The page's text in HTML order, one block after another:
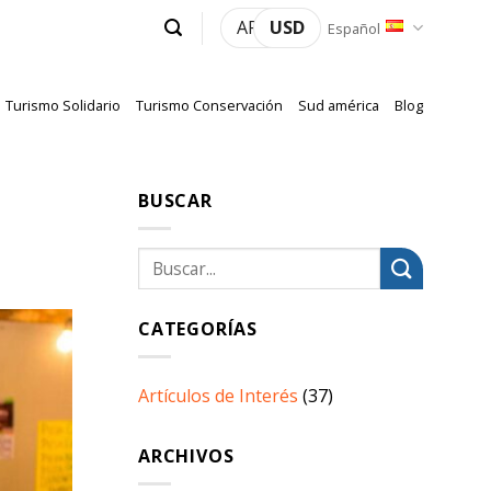
ARS USD Español
Turismo Solidario Turismo Conservación Sud américa Blog
BUSCAR
CATEGORÍAS
Artículos de Interés (37)
ARCHIVOS